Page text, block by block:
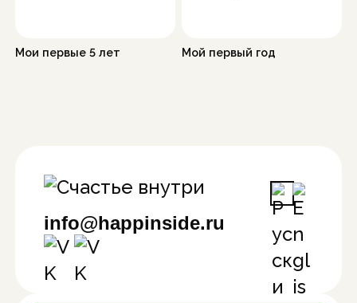
Мои первые 5 лет Мой первый год
info@happinside.ru